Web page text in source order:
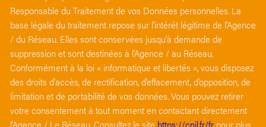
Responsable du Traitement de vos Données personnelles. La
base légale du traitement repose sur l'intérêt légitime de l'Agence
/ du Réseau. Elles sont conservées jusqu'à demande de
suppression et sont destinées à l'Agence / au Réseau.
Conformément à la loi « informatique et libertés », vous disposez
des droits d’accès, de rectification, d’effacement, d’opposition, de
limitation et de portabilité de vos données. Vous pouvez retirer
votre consentement à tout moment en contactant directement
l’Agence / Le Réseau. Consultez le site https://cnil.fr/fr pour plus